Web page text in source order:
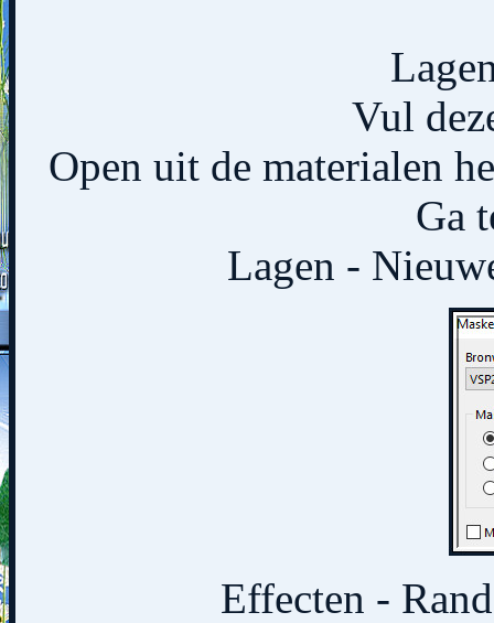
Vul
Open uit de materialen
Ga
Lagen -
Effecten -